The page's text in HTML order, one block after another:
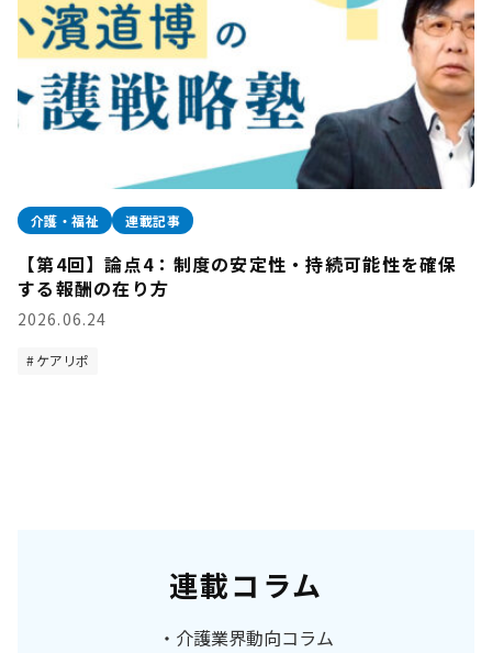
介護・福祉 連載記事
【第4回】論点4：制度の安定性・持続可能性を確保
する報酬の在り方
2026.06.24
ケアリポ
連載コラム
介護業界動向コラム